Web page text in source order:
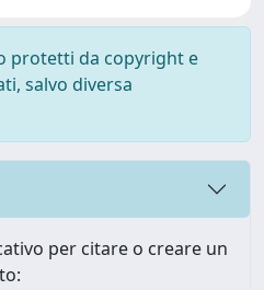
protetti da copyright e
salvo diversa
per citare o creare un